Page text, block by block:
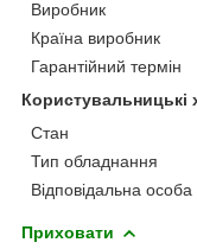
Виробник
Країна виробник
Гарантійний термін
Користувальницькі
Стан
Тип обладнання
Відповідальна особа
Приховати